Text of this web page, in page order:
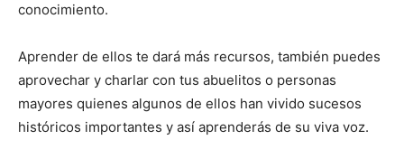
conocimiento.
Aprender de ellos te dará más recursos, también puedes
aprovechar y charlar con tus abuelitos o personas
mayores quienes algunos de ellos han vivido sucesos
históricos importantes y así aprenderás de su viva voz.